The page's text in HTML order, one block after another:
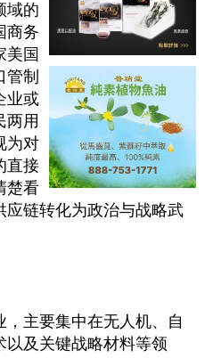
域的
商务
美国
管制
业或
两用
为对
直接
楚看
应链转化为政治与战略武
主要集中在无人机、自
以及关键战略材料等领